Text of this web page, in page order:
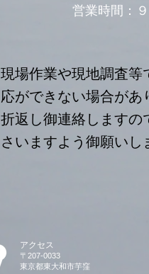
営業時間：
現場作業や現地調査等
応ができない場合が
折返し御連絡しますの
さいますよう御願いし
アクセス
〒207-0033
東京都東大和市芋窪